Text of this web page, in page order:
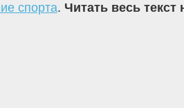
спорта. Читать весь текст